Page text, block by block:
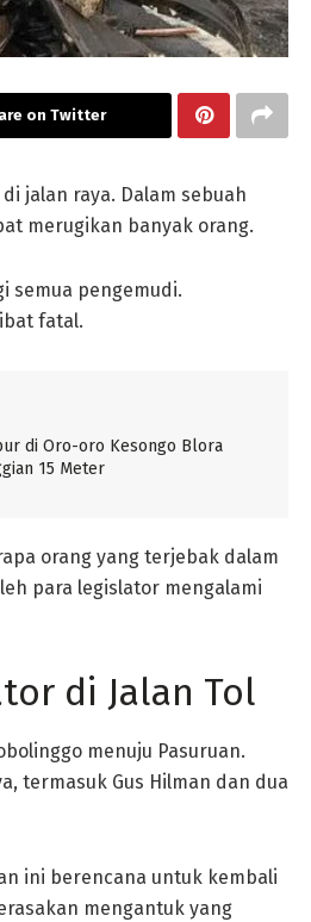
on Twitter
jalan raya. Dalam sebuah
merugikan banyak orang.
semua pengemudi.
fatal.
di Oro-oro Kesongo Blora
15 Meter
orang yang terjebak dalam
para legislator mengalami
di Jalan Tol
menuju Pasuruan.
termasuk Gus Hilman dan dua
ini berencana untuk kembali
mengantuk yang